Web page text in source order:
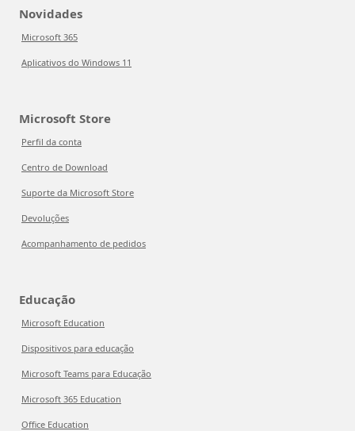
Novidades
Microsoft 365
Aplicativos do Windows 11
Microsoft Store
Perfil da conta
Centro de Download
Suporte da Microsoft Store
Devoluções
Acompanhamento de pedidos
Educação
Microsoft Education
Dispositivos para educação
Microsoft Teams para Educação
Microsoft 365 Education
Office Education